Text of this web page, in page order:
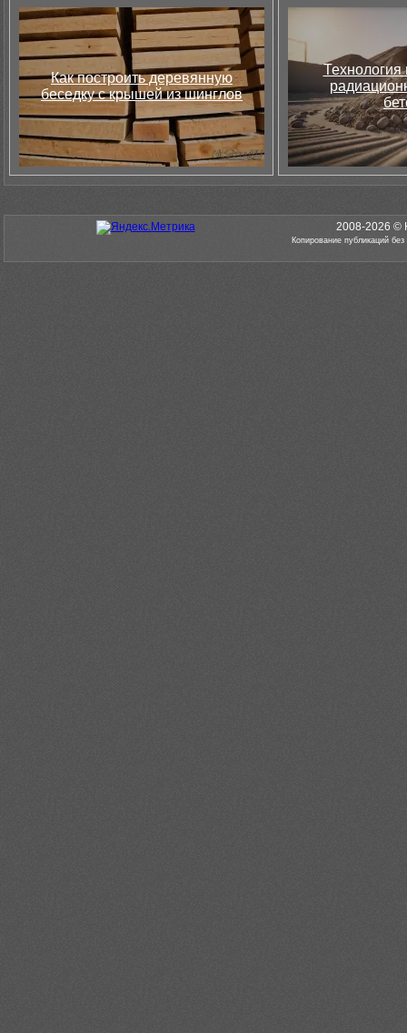
Как построить деревянную
беседку с крышей из шинглов
Технология
2008-2026 ©
Копирование публикаций